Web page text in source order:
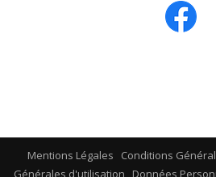
Mentions Légales Conditions
Générales d'utilisation
Données